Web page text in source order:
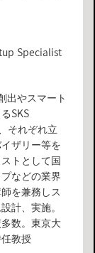
Specialist
出やスマート
SKS
それぞれ立
ザリー等を
トとして国
などの業界
を兼務しス
計、実施。
数。東京大
教授